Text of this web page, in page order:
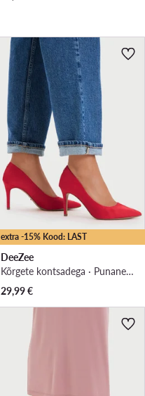
extra -15% Kood: LAST
DeeZee
Kõrgete kontsadega · Punane · 8.5 cm
29,99€